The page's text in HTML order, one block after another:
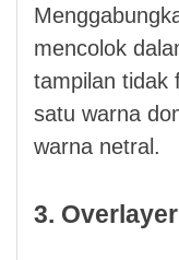
mencolok
tampilan tidak
satu warna
warna netral.
3.